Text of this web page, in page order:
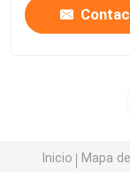
Inicio Mapa